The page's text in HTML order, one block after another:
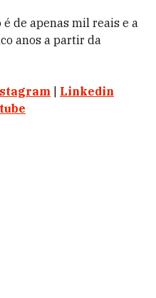
de apenas mil reais e a
anos a partir da
Linkedin